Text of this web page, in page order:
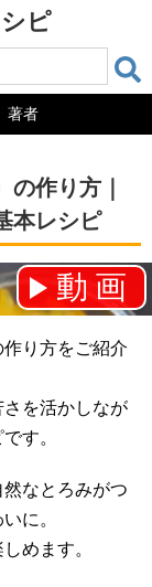
ピ
著者
作り方｜
本レシピ
動画
⇒
り方をご紹介
を活かしなが
す。
なとろみがつ
に。
めます。